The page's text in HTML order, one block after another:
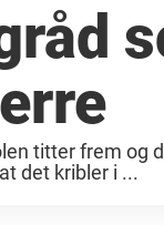
titter frem og
det kribler i ...